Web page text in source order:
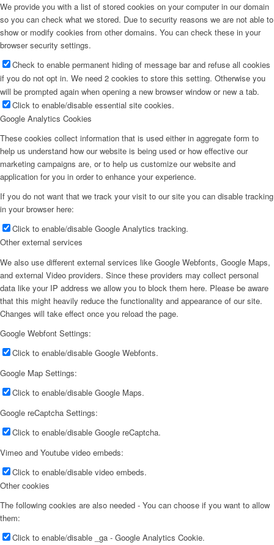
We provide you with a list of stored cookies on your computer in our domain
so you can check what we stored. Due to security reasons we are not able to
show or modify cookies from other domains. You can check these in your
browser security settings.
Check to enable permanent hiding of message bar and refuse all cookies
if you do not opt in. We need 2 cookies to store this setting. Otherwise you
will be prompted again when opening a new browser window or new a tab.
Click to enable/disable essential site cookies.
Google Analytics Cookies
These cookies collect information that is used either in aggregate form to
help us understand how our website is being used or how effective our
marketing campaigns are, or to help us customize our website and
application for you in order to enhance your experience.
If you do not want that we track your visit to our site you can disable tracking
in your browser here:
Click to enable/disable Google Analytics tracking.
Other external services
We also use different external services like Google Webfonts, Google Maps,
and external Video providers. Since these providers may collect personal
data like your IP address we allow you to block them here. Please be aware
that this might heavily reduce the functionality and appearance of our site.
Changes will take effect once you reload the page.
Google Webfont Settings:
Click to enable/disable Google Webfonts.
Google Map Settings:
Click to enable/disable Google Maps.
Google reCaptcha Settings:
Click to enable/disable Google reCaptcha.
Vimeo and Youtube video embeds:
Click to enable/disable video embeds.
Other cookies
The following cookies are also needed - You can choose if you want to allow
them:
Click to enable/disable _ga - Google Analytics Cookie.